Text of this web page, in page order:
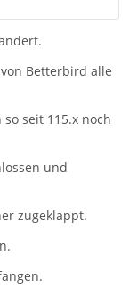
Betterbird alle
seit 115.x noch
und
zugeklappt.